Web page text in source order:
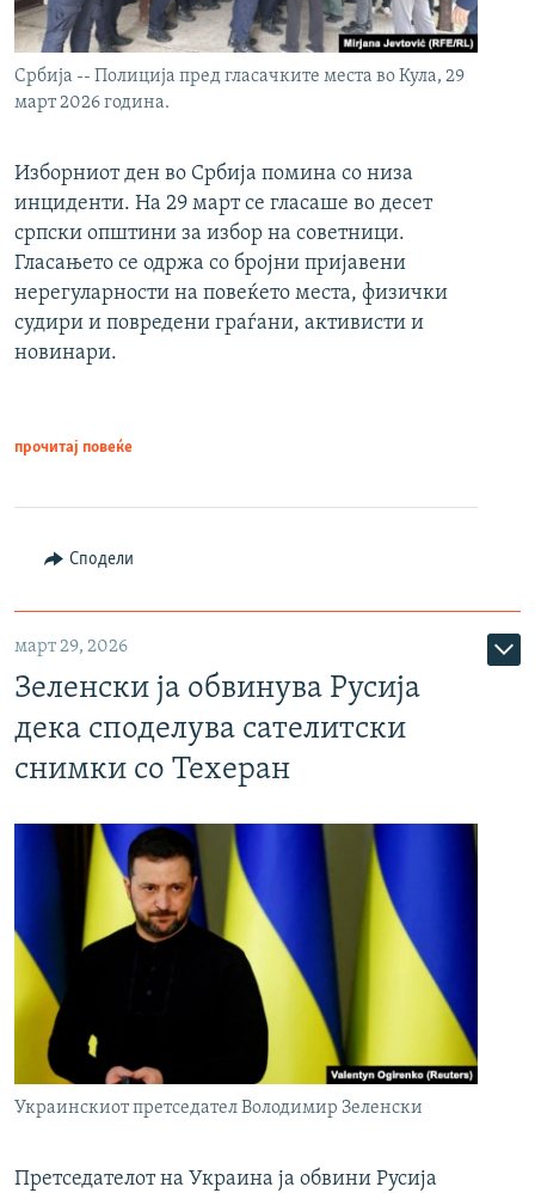
Србија -- Полиција пред гласачките места во Кула, 29
март 2026 година.
Изборниот ден во Србија помина со низа
инциденти. На 29 март се гласаше во десет
српски општини за избор на советници.
Гласањето се одржа со бројни пријавени
нерегуларности на повеќето места, физички
судири и повредени граѓани, активисти и
новинари.
прочитај повеќе
Сподели
март 29, 2026
Зеленски ја обвинува Русија
дека споделува сателитски
снимки со Техеран
Украинскиот претседател Володимир Зеленски
Претседателот на Украина ја обвини Русија